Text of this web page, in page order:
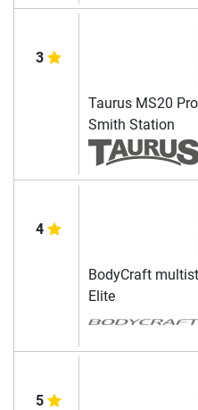
3
Taurus MS20
Smith Station
4
BodyCraft
Elite
5